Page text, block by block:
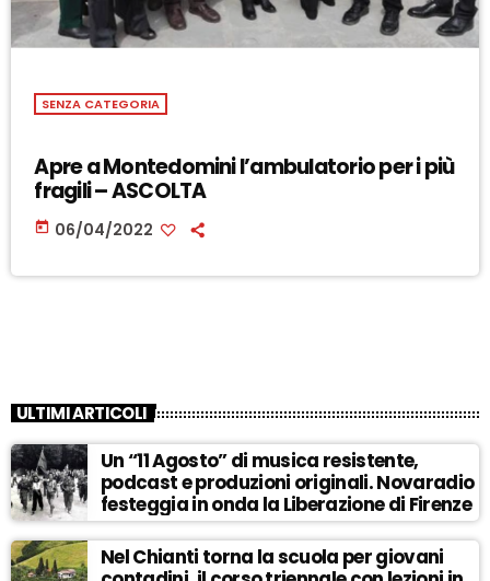
SENZA CATEGORIA
Apre a Montedomini l’ambulatorio per i più
fragili – ASCOLTA
today 06/04/2022
ULTIMI ARTICOLI
Un “11 Agosto” di musica resistente,
podcast e produzioni originali. Novaradio
festeggia in onda la Liberazione di Firenze
Nel Chianti torna la scuola per giovani